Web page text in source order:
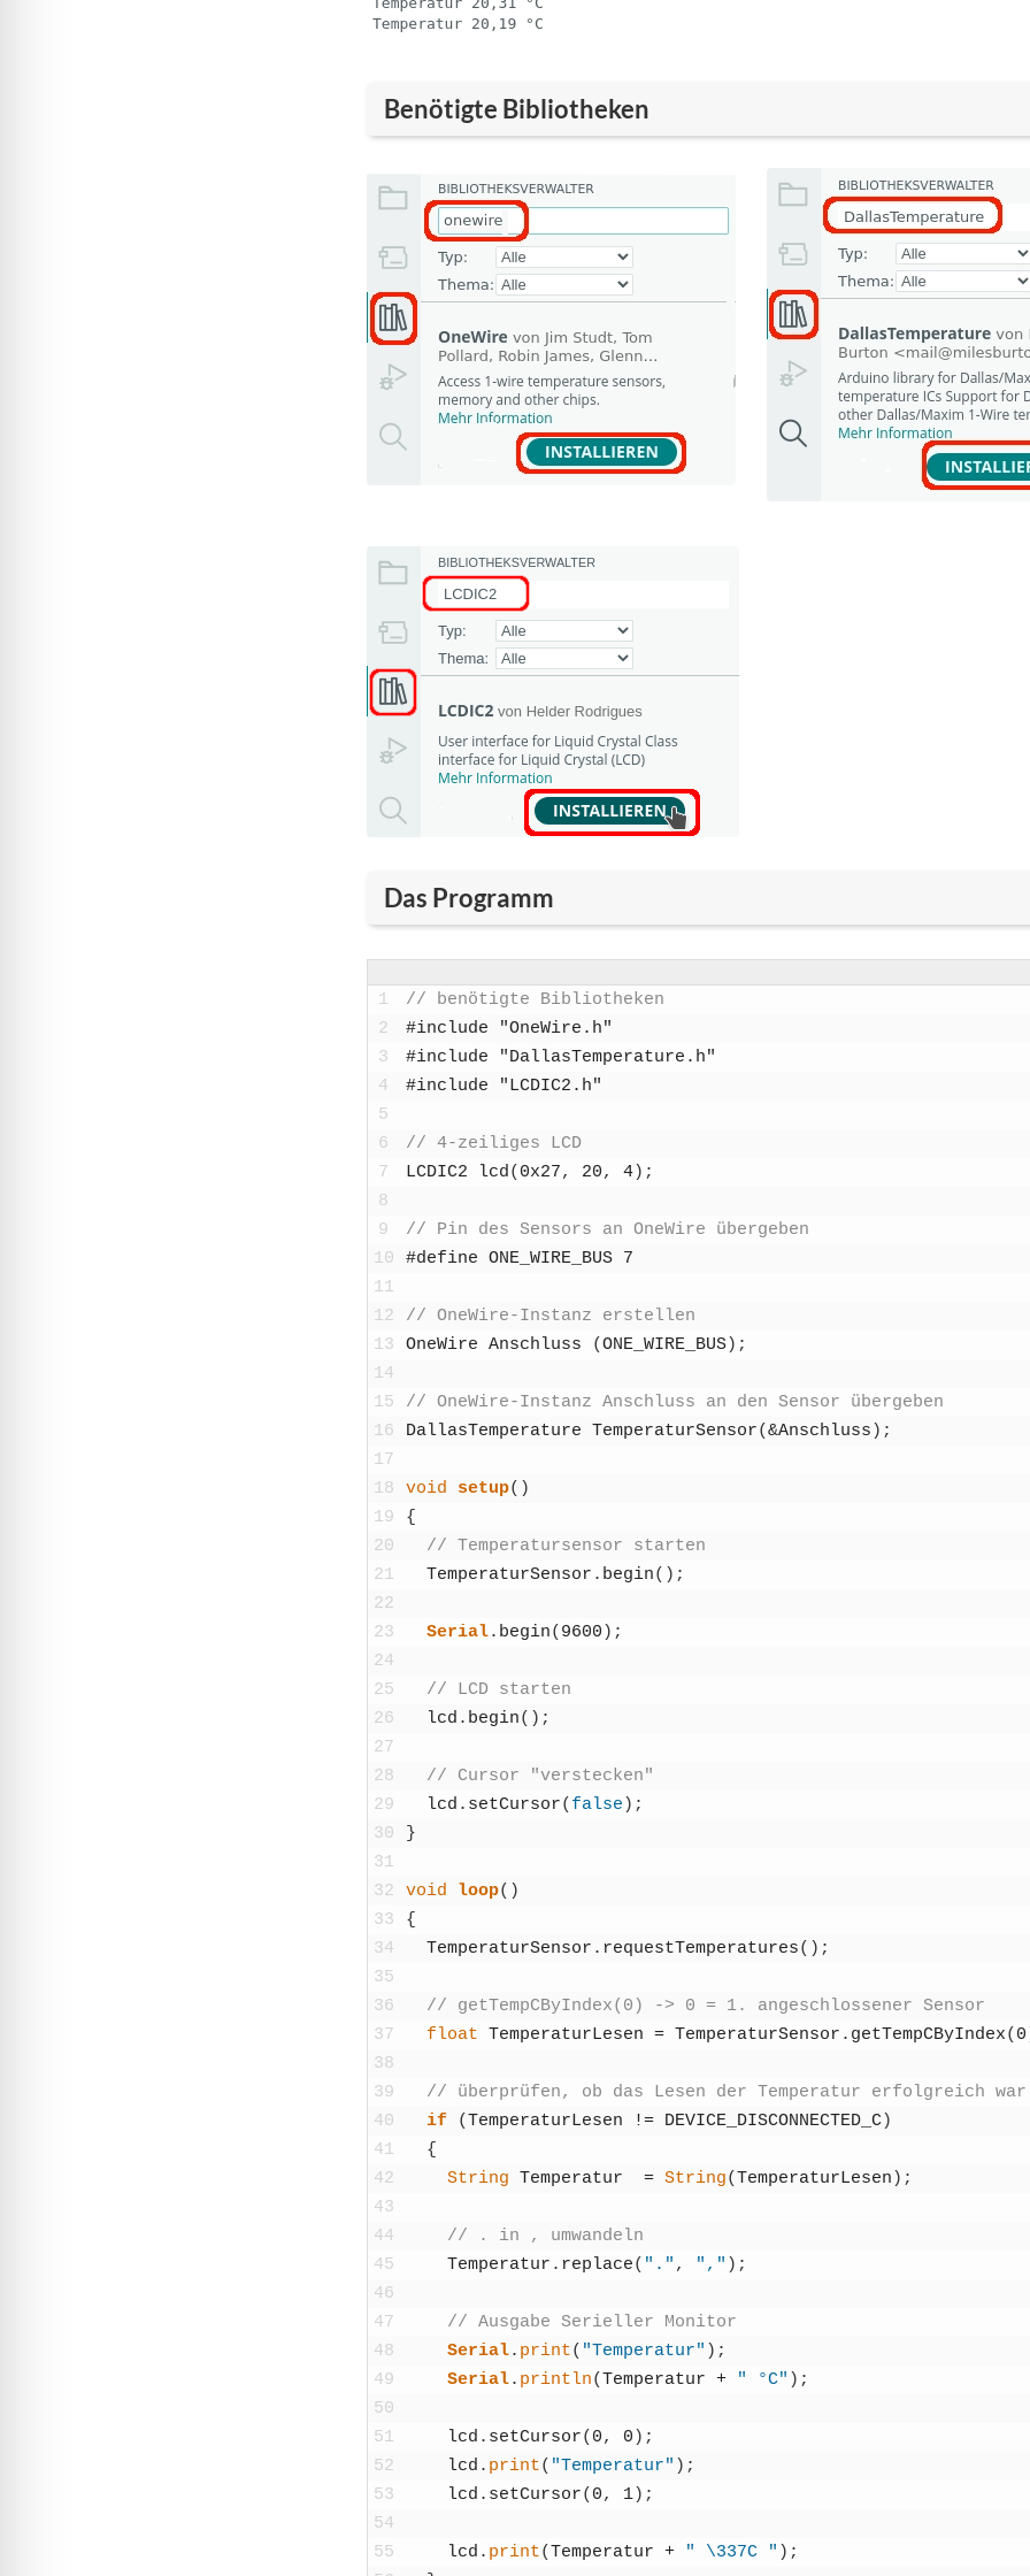
Benötigte Bibliotheken
Das Programm
1
2
3
4
5
6
7
8
9
10
11
12
13
14
15
16
17
18
19
20
21
22
23
24
25
26
27
28
29
30
31
32
33
34
35
36
37
38
39
40
41
42
43
44
45
46
47
48
49
50
51
52
53
54
55
// benö­tig­te Biblio­the­ken
#include "OneWire.h"
#include "DallasTemperature.h"
#include "LCDIC2.h"
// 4-zei­li­ges LCD
LCDIC2
lcd( 0x27, 20, 4) ;
// Pin des Sen­sors an One­Wire über­ge­ben
#defi­ne ONE_WIRE_BUS 7
// One­Wire-Instanz erstel­len
One­Wire Anschluss (ONE_WIRE_BUS) ;
// One­Wire-Instanz Anschluss an den Sen­sor über­ge­ben
Dal­las­Tem­pe­ra­tu­re Tem­pe­ra­tur­Sen­sor(&Anschluss ) ;
void set­up( )
{
// Tem­pe­ra­tur­sen­sor star­ten
Tem­pe­ra­tur­Sen­sor . begin( ) ;
Seri­al. begin( 9600 ) ;
// LCD star­ten
lcd . begin( ) ;
// Cur­sor "ver­ste­cken"
lcd . set­Cur­sor( fal­se ) ;
}
void loop( )
{
Tem­pe­ra­tur­Sen­sor . request­Tem­pe­ra­tures( ) ;
// getTempCByIndex(0) -> 0 = 1. ange­schlos­se­ner Sen­sor
float Tem­pe­ra­tur­Le­sen = Tem­pe­ra­tur­Sen­sor . get­Temp­C­By­In­dex( 0
// über­prü­fen, ob das Lesen der Tem­pe­ra­tur erfolg­reich war
if
(Tem­pe­ra­tur­Le­sen != DEVICE_DISCONNECTED_C)
{
String Tem­pe­ra­tur = String(Tem­pe­ra­tur­Le­sen ) ;
// . in , umwan­deln
Tem­pe­ra­tur . replace( "." , "," ) ;
// Aus­ga­be Seri­el­ler Moni­tor
Seri­al. print( "Tem­pe­ra­tur" ) ;
Seri­al. println(Tem­pe­ra­tur + " °C" ) ;
lcd . set­Cur­sor( 0, 0 ) ;
lcd . print( "Tem­pe­ra­tur" ) ;
lcd . set­Cur­sor( 0, 1) ;
lcd . print(Tem­pe­ra­tur + " \337C " ) ;